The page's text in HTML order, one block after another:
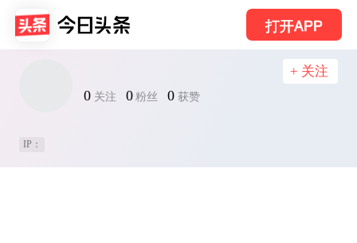
打开APP
0 关注 0 粉丝 0 获赞
+ 关注
IP：